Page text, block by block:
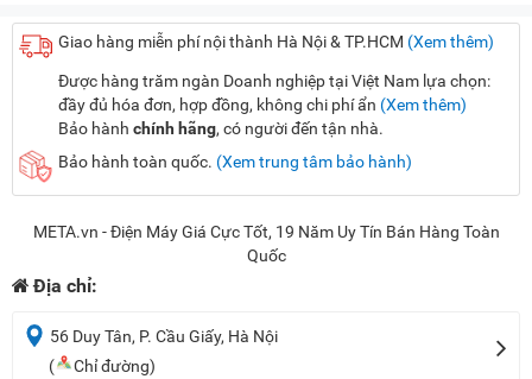
Giao hàng miễn phí nội thành Hà Nội & TP.HCM (Xem thêm)
Được hàng trăm ngàn Doanh nghiệp tại Việt Nam lựa chọn:
đầy đủ hóa đơn, hợp đồng, không chi phí ẩn (Xem thêm)
Bảo hành chính hãng, có người đến tận nhà.
Bảo hành toàn quốc. (Xem trung tâm bảo hành)
META.vn - Điện Máy Giá Cực Tốt, 19 Năm Uy Tín Bán Hàng Toàn
Quốc
Địa chỉ:
56 Duy Tân, P. Cầu Giấy, Hà Nội
(
Chỉ đường)